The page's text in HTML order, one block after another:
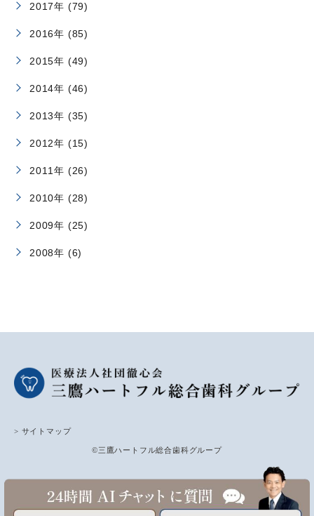
2017年 (79)
2016年 (85)
2015年 (49)
2014年 (46)
2013年 (35)
2012年 (15)
2011年 (26)
2010年 (28)
2009年 (25)
2008年 (6)
> サイトマップ
©三鷹ハートフル総合歯科グループ